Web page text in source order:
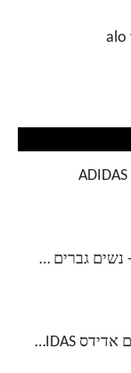
נעלי נייק אייר ג'ורדן גבוהות - נשים גברים NIKE AIR JORDAN
סט ג'קט ומכנס ספורט לגברים אדידס ADIDAS